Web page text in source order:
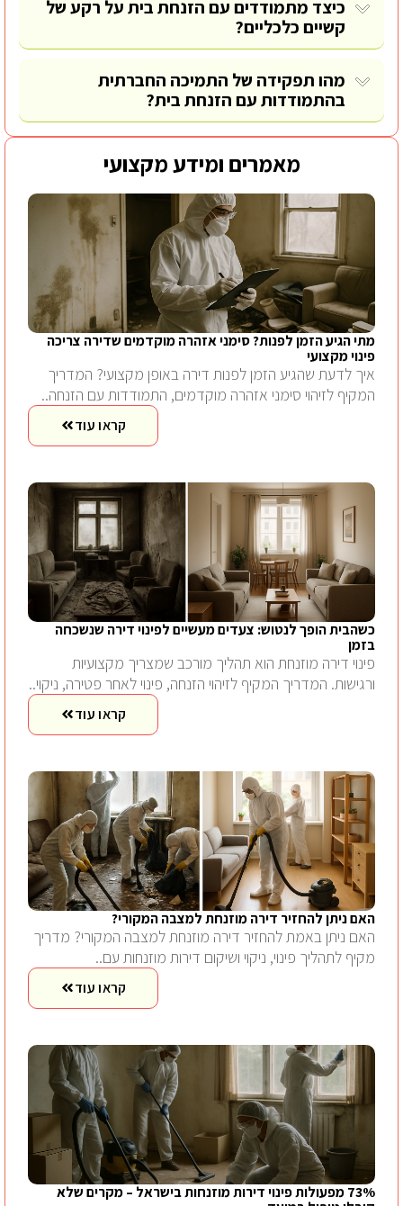
כיצד מתמודדים עם הזנחת בית על רקע של
קשיים כלכליים?
מהו תפקידה של התמיכה החברתית
בהתמודדות עם הזנחת בית?
מאמרים ומידע מקצועי
מתי הגיע הזמן לפנות? סימני אזהרה מוקדמים שדירה צריכה
פינוי מקצועי
איך לדעת שהגיע הזמן לפנות דירה באופן מקצועי? המדריך
המקיף לזיהוי סימני אזהרה מוקדמים, התמודדות עם הזנחה..
קראו עוד
כשהבית הופך לנטוש: צעדים מעשיים לפינוי דירה שנשכחה
בזמן
פינוי דירה מוזנחת הוא תהליך מורכב שמצריך מקצועיות
ורגישות. המדריך המקיף לזיהוי הזנחה, פינוי לאחר פטירה, ניקוי..
קראו עוד
האם ניתן להחזיר דירה מוזנחת למצבה המקורי?
האם ניתן באמת להחזיר דירה מוזנחת למצבה המקורי? מדריך
מקיף לתהליך פינוי, ניקוי ושיקום דירות מוזנחות עם..
קראו עוד
73% מפעולות פינוי דירות מוזנחות בישראל – מקרים שלא